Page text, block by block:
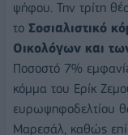
ψήφου. Την τρίτη
το Σοσιαλιστικό
Οικολόγων και
Ποσοστό 7%
κόμμα του Ερίκ
ευρωψηφοδελτίου
Μαρεσάλ, καθώς